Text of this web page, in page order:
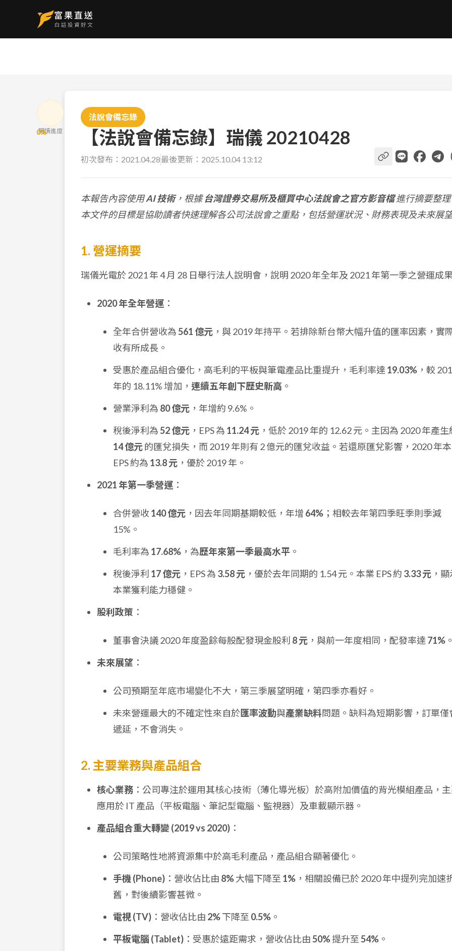
0%
閱讀進度
法說會備忘錄
【法說會備忘錄】瑞儀 20210428
初次發布： 2021.04.28最後更新： 2025.10.04 13:12
本報告內容使用AI 技術，根據台灣證券交易所及櫃買中心法說會之官方影音檔進行摘要整
本文件的目標是協助讀者快速理解各公司法說會之重點，包括營運狀況、財務表現及未來展
1. 營運摘要
瑞儀光電於 2021 年 4 月 28 日舉行法人說明會，說明 2020 年全年及 2021 年第一季之營運成
2020 年全年營運 ：
全年合併營收為561 億元 ，與 2019 年持平。若排除新台幣大幅升值的匯率因素，實
收有所成長。
受惠於產品組合優化，高毛利的平板與筆電產品比重提升，毛利率達 19.03% ，較
年的 18.11% 增加， 連續五年創下歷史新高 。
營業淨利為 80 億元 ，年增約 9.6%。
稅後淨利為52 億元 ，EPS 為 11.24 元 ，低於 2019 年的 12.62 元。主因為 2020 年產生
14 億元的匯兌損失，而 2019 年則有 2 億元的匯兌收益。若還原匯兌影響，2020 年
EPS 約為 13.8 元 ，優於 2019 年。
2021 年第一季營運 ：
合併營收140 億元 ，因去年同期基期較低，年增 64% ；相較去年第四季旺季則季減
15%。
毛利率為 17.68% ，為歷年來第一季最高水平 。
稅後淨利 17 億元 ，EPS 為 3.58 元 ，優於去年同期的 1.54 元。本業 EPS 約 3.33 元 ，
本業獲利能力穩健。
股利政策 ：
董事會決議 2020 年度盈餘每股配發現金股利 8 元 ，與前一年度相同，配發率達 71%
未來展望 ：
公司預期至年底市場變化不大，第三季展望明確，第四季亦看好。
未來營運最大的不確定性來自於匯率波動與產業缺料問題。缺料為短期影響，訂單僅
遞延，不會消失。
2. 主要業務與產品組合
核心業務 ：公司專注於運用其核心技術（薄化導光板）於高附加價值的背光模組產品，
應用於 IT 產品（平板電腦、筆記型電腦、監視器）及車載顯示器。
產品組合重大轉變 (2019 vs 2020) ：
公司策略性地將資源集中於高毛利產品，產品組合顯著優化。
手機 (Phone) ：營收佔比由 8%大幅下降至 1% ，相關設備已於 2020 年中提列完加速
舊，對後續影響甚微。
電視 (TV) ：營收佔比由 2%下降至 0.5% 。
平板電腦 (Tablet) ：受惠於遠距需求，營收佔比由50%提升至 54% 。